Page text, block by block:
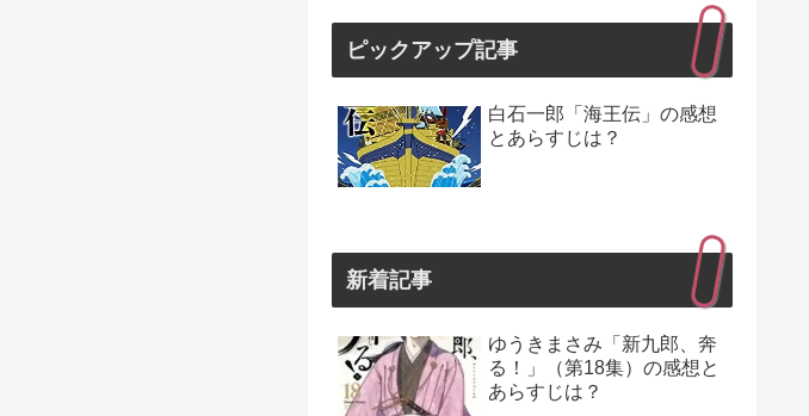
ピックアップ記事
白石一郎「海王伝」の感想
とあらすじは？
新着記事
ゆうきまさみ「新九郎、奔
る！」（第18集）の感想と
あらすじは？